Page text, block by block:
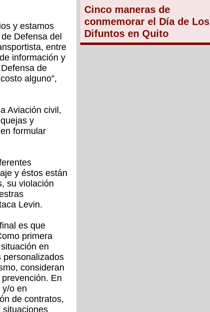
Cinco maneras de
conmemorar el Día de Los
Difuntos en Quito
y estamos
Defensa del
entre
información y
de
alguno”,
Aviación civil,
y
formular
y éstos están
su violación
Levin.
es que
primera
en
personalizados
consideran
En
o en
de contratos,
situaciones